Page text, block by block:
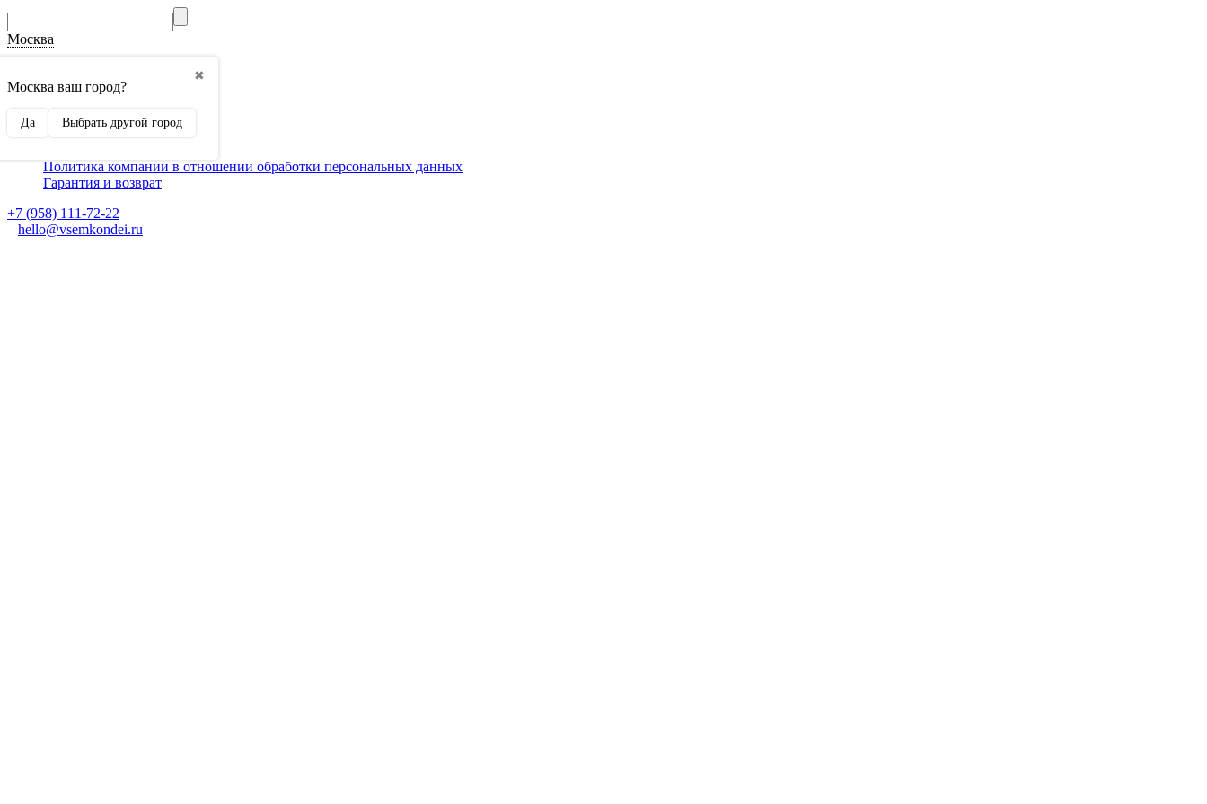
Москва
✖
Москва ваш город?
Да Выбрать другой город
Способы оплаты
Монтаж кондиционеров
Для партнеров
Политика компании в отношении обработки персональных данных
Гарантия и возврат
+7 (958) 111-72-22
hello@vsemkondei.ru